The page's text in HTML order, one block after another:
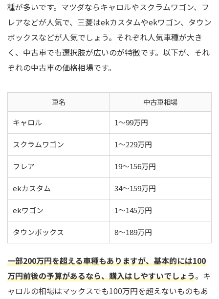
種が多いです。マツダならキャロルやスクラムワゴン、フ
レアなどが人気で、三菱はekカスタムやekワゴン、タウン
ボックスなどが人気でしょう。それぞれ人気車種が大き
く、中古車でも選択肢が広いのが特徴です。以下が、それ
ぞれの中古車の価格相場です。
車名
中古車相場
キャロル
1～99万円
スクラムワゴン 1～229万円
フレア 19～156万円
ekカスタム 34～159万円
ekワゴン 1～145万円
タウンボックス 8～189万円
一部200万円を超える車種もありますが、基本的には100
万円前後の予算があるなら、購入はしやすいでしょう。キ
ャロルの相場はマックスでも100万円を超えないものもあ